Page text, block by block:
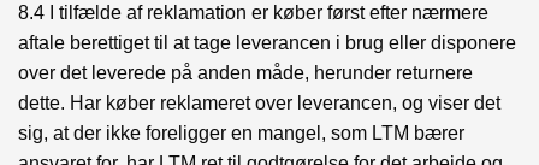
8.4 I tilfælde af reklamation er køber først efter nærmere
aftale berettiget til at tage leverancen i brug eller disponere
over det leverede på anden måde, herunder returnere
dette. Har køber reklameret over leverancen, og viser det
sig, at der ikke foreligger en mangel, som LTM bærer